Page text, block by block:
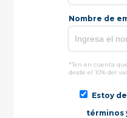
Nombre de
*Ten en cuenta
desde el 10% del
Estoy
términos